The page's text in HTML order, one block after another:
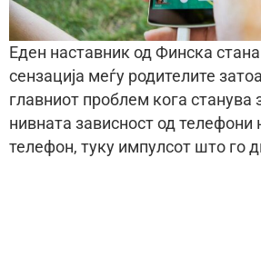
Еден наставник од Финска
сензација меѓу родителите
главниот проблем кога станува
нивната зависност од телефони
телефон, туку импулсот што го